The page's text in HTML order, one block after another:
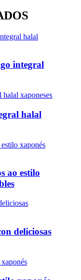
integral
halal
ao estilo
deliciosas